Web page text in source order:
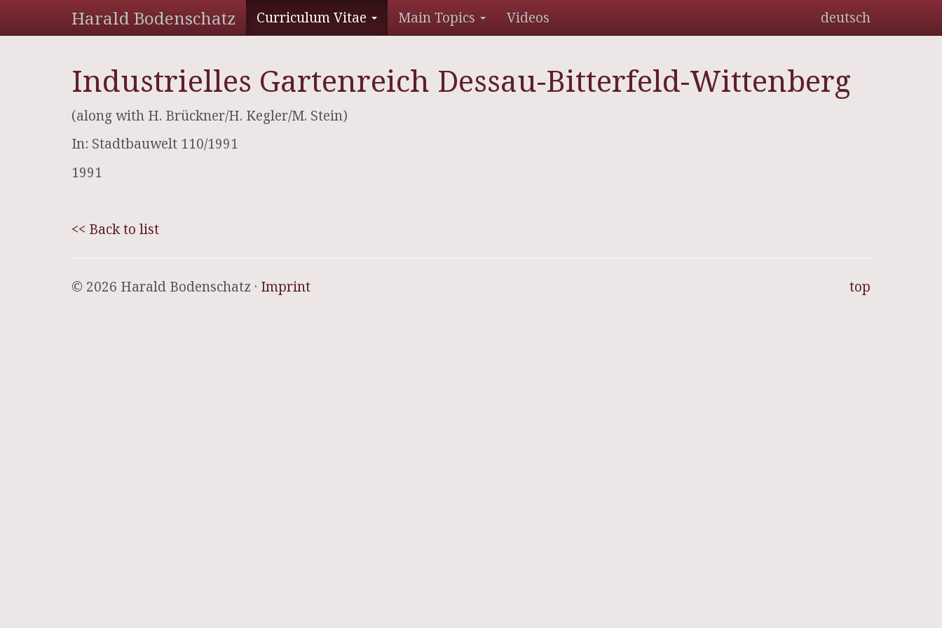
Harald Bodenschatz Curriculum Vitae Main Topics Videos deutsch
Industrielles Gartenreich Dessau-Bitterfeld-Wittenberg
(along with H. Brückner/H. Kegler/M. Stein)
In: Stadtbauwelt 110/1991
1991
<< Back to list
top
© 2026 Harald Bodenschatz · Imprint